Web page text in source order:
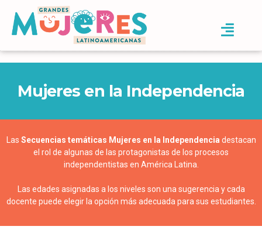
Mujeres en la Independencia
Las Secuencias temáticas Mujeres en la Independencia destacan
el rol de algunas de las protagonistas de los procesos
independentistas en América Latina.
Las edades asignadas a los niveles son una sugerencia y cada
docente puede elegir la opción más adecuada para sus estudiantes.